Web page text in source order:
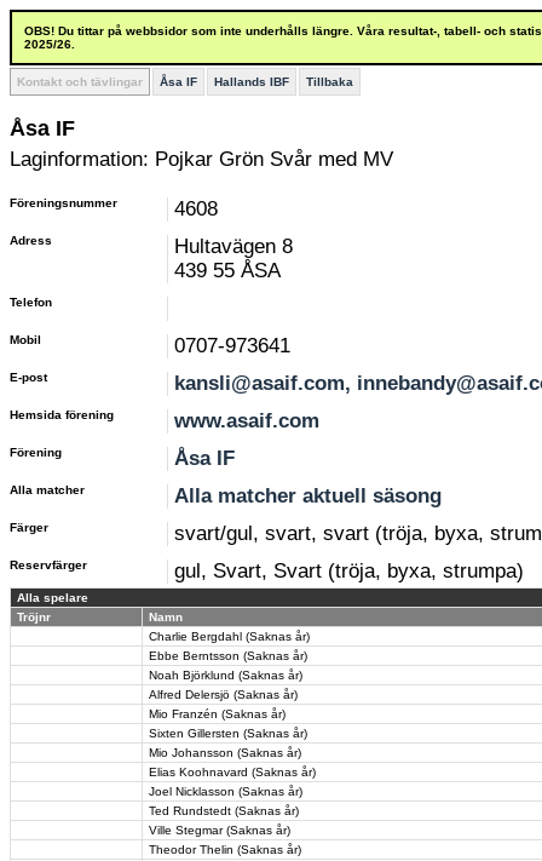
OBS! Du tittar på webbsidor som inte underhålls längre. Våra resultat-, tabell- och
2025/26.
Kontakt och tävlingar Åsa IF Hallands IBF Tillbaka
Åsa IF
Laginformation: Pojkar Grön Svår med MV
Föreningsnummer 4608
Adress
Hultavägen 8
439 55 ÅSA
Telefon
Mobil 0707-973641
E-post kansli@asaif.com,
Hemsida förening www.asaif.com
Förening Åsa IF
Alla matcher Alla matcher aktuell säsong
Färger svart/gul, svart, svart (tröja, byxa,
Reservfärger gul, Svart, Svart (tröja, byxa, strumpa)
Alla spelare
Tröjnr
Namn
Charlie Bergdahl (Saknas år)
Ebbe Berntsson (Saknas år)
Noah Björklund (Saknas år)
Alfred Delersjö (Saknas år)
Mio Franzén (Saknas år)
Sixten Gillersten (Saknas år)
Mio Johansson (Saknas år)
Elias Koohnavard (Saknas år)
Joel Nicklasson (Saknas år)
Ted Rundstedt (Saknas år)
Ville Stegmar (Saknas år)
Theodor Thelin (Saknas år)